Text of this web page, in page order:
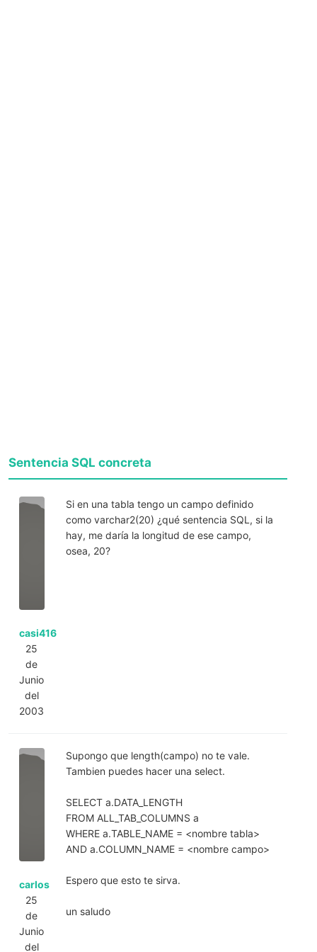
Sentencia SQL concreta
casi416
25
de
Junio
del
2003
Si en una tabla tengo un campo definido
como varchar2(20) ¿qué sentencia SQL, si la
hay, me daría la longitud de ese campo,
osea, 20?
carlos
25
de
Junio
del
Supongo que length(campo) no te vale.
Tambien puedes hacer una select.
SELECT a.DATA_LENGTH
FROM ALL_TAB_COLUMNS a
WHERE a.TABLE_NAME = <nombre tabla>
AND a.COLUMN_NAME = <nombre campo>
Espero que esto te sirva.
un saludo